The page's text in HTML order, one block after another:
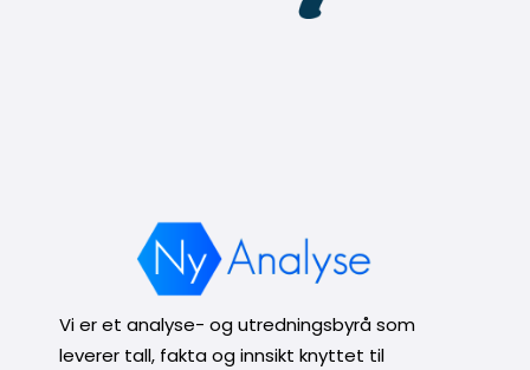
Vi er et analyse- og utredningsbyrå som
leverer tall, fakta og innsikt knyttet til